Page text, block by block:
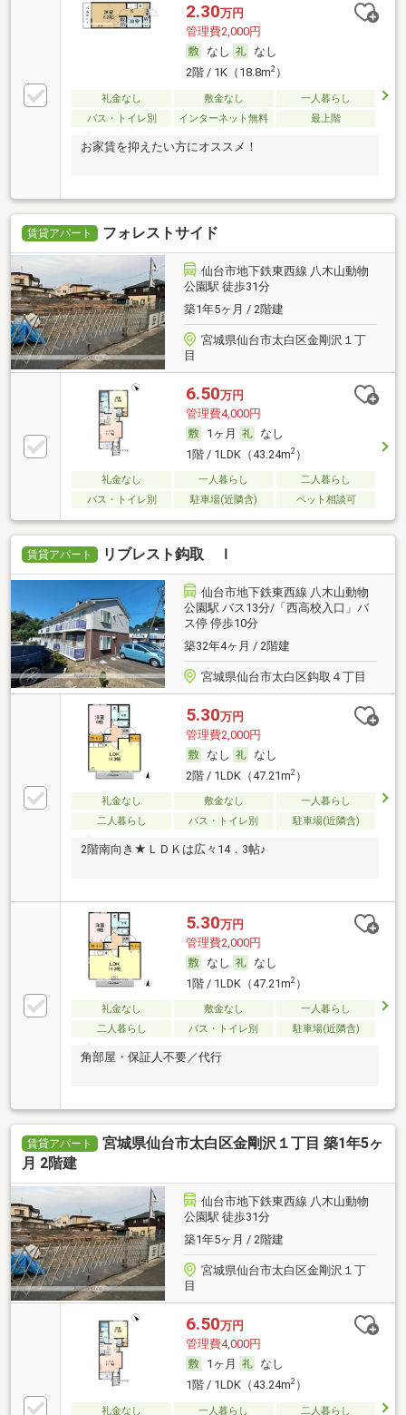
2.30万円
管理費2,000円
なし
なし
2階 / 1K（18.8m2）
礼金なし 敷金なし
一人暮らし
バス・トイレ別
インターネット無料 最上階
お家賃を抑えたい方にオススメ！
賃貸アパート フォレストサイド
仙台市地下鉄東西線 八木山動物
公園駅 徒歩31分
築1年5ヶ月 / 2階建
宮城県仙台市太白区金剛沢１丁
目
6.50万円
管理費4,000円
1ヶ月
なし
1階 / 1LDK（43.24m2）
礼金なし 一人暮らし
二人暮らし
バス・トイレ別
駐車場(近隣含) ペット相談可
賃貸アパート リブレスト鈎取 Ｉ
仙台市地下鉄東西線 八木山動物
公園駅 バス13分/「西高校入口」バ
ス停 停歩10分
築32年4ヶ月 / 2階建
宮城県仙台市太白区鈎取４丁目
5.30万円
管理費2,000円
なし
なし
2階 / 1LDK（47.21m2）
礼金なし 敷金なし
一人暮らし
二人暮らし
バス・トイレ別 駐車場(近隣含)
2階南向き★ＬＤＫは広々14．3帖♪
5.30万円
管理費2,000円
なし
なし
1階 / 1LDK（47.21m2）
礼金なし 敷金なし
一人暮らし
二人暮らし
バス・トイレ別 駐車場(近隣含)
角部屋・保証人不要／代行
賃貸アパート
宮城県仙台市太白区金剛沢１丁目 築1年5ヶ
月 2階建
仙台市地下鉄東西線 八木山動物
公園駅 徒歩31分
築1年5ヶ月 / 2階建
宮城県仙台市太白区金剛沢１丁
目
6.50万円
管理費4,000円
1ヶ月
なし
1階 / 1LDK（43.24m2）
礼金なし 一人暮らし 二人暮らし